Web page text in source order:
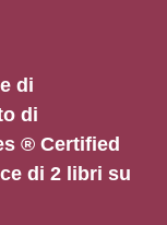
di
di
® Certified
di 2 libri su